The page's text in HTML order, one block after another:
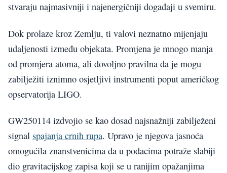
stvaraju najmasivniji i najenergičniji događaji u svemiru.
Dok prolaze kroz Zemlju, ti valovi neznatno mijenjaju
udaljenosti između objekata. Promjena je mnogo manja
od promjera atoma, ali dovoljno pravilna da je mogu
zabilježiti iznimno osjetljivi instrumenti poput američkog
opservatorija LIGO.
GW250114 izdvojio se kao dosad najsnažniji zabilježeni
signal spajanja crnih rupa. Upravo je njegova jasnoća
omogućila znanstvenicima da u podacima potraže slabiji
dio gravitacijskog zapisa koji se u ranijim opažanjima